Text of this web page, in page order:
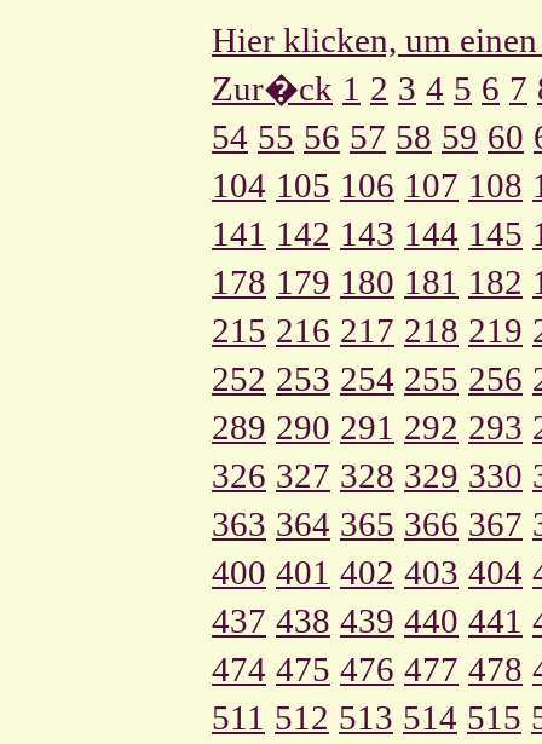
Hier klicken, um
Zur�ck 1 2 3 4 5 6 7
54 55 56 57 58 59 60
104 105 106 107 108
141 142 143 144 145
178 179 180 181 182
215 216 217 218 219
252 253 254 255 256
289 290 291 292 293
326 327 328 329 330
363 364 365 366 367
400 401 402 403 404
437 438 439 440 441
474 475 476 477 478
511 512 513 514 515